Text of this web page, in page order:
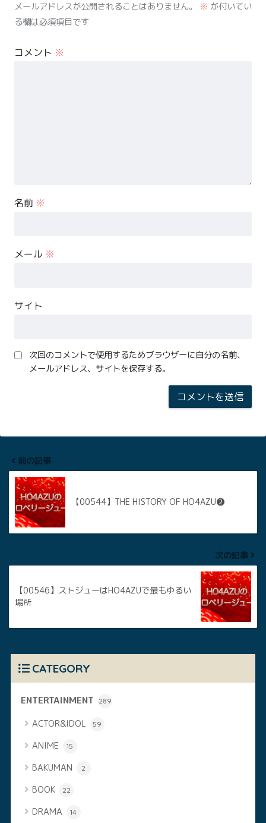
メールアドレスが公開されることはありません。 ※ が付いてい
る欄は必須項目です
コメント ※
名前 ※
メール ※
サイト
次回のコメントで使用するためブラウザーに自分の名前、
メールアドレス、サイトを保存する。
前の記事
【00544】THE HISTORY OF HO4AZU❷
次の記事
【00546】ストジューはHO4AZUで最もゆるい
場所
CATEGORY
ENTERTAINMENT 289
ACTOR&IDOL 59
ANIME 15
BAKUMAN 2
BOOK 22
DRAMA 14